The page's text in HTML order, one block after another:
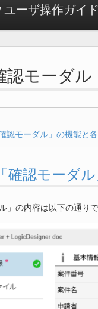
ーザ操作ガイド
認モーダル
確認モーダル」の機能と
確認モーダ
」の内容は以下の通りで